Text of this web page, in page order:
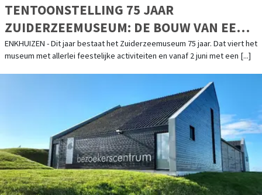
TENTOONSTELLING 75 JAAR
ZUIDERZEEMUSEUM: DE BOUW VAN EEN
BUITENGEWOON BIJZONDER
MUSEUMDORP
ENKHUIZEN - Dit jaar bestaat het Zuiderzeemuseum 75 jaar. Dat viert het
museum met allerlei feestelijke activiteiten en vanaf 2 juni met een [...]